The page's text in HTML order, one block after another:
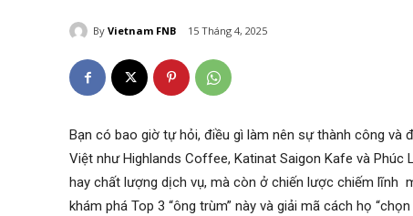
By Vietnam FNB 15 Tháng 4, 2025
Bạn có bao giờ tự hỏi, điều gì làm nên sự thành công và
Việt như Highlands Coffee, Katinat Saigon Kafe và
hay chất lượng dịch vụ, mà còn ở chiến lược chiếm lĩnh
khám phá Top 3 “ông trùm” này và giải mã cách họ